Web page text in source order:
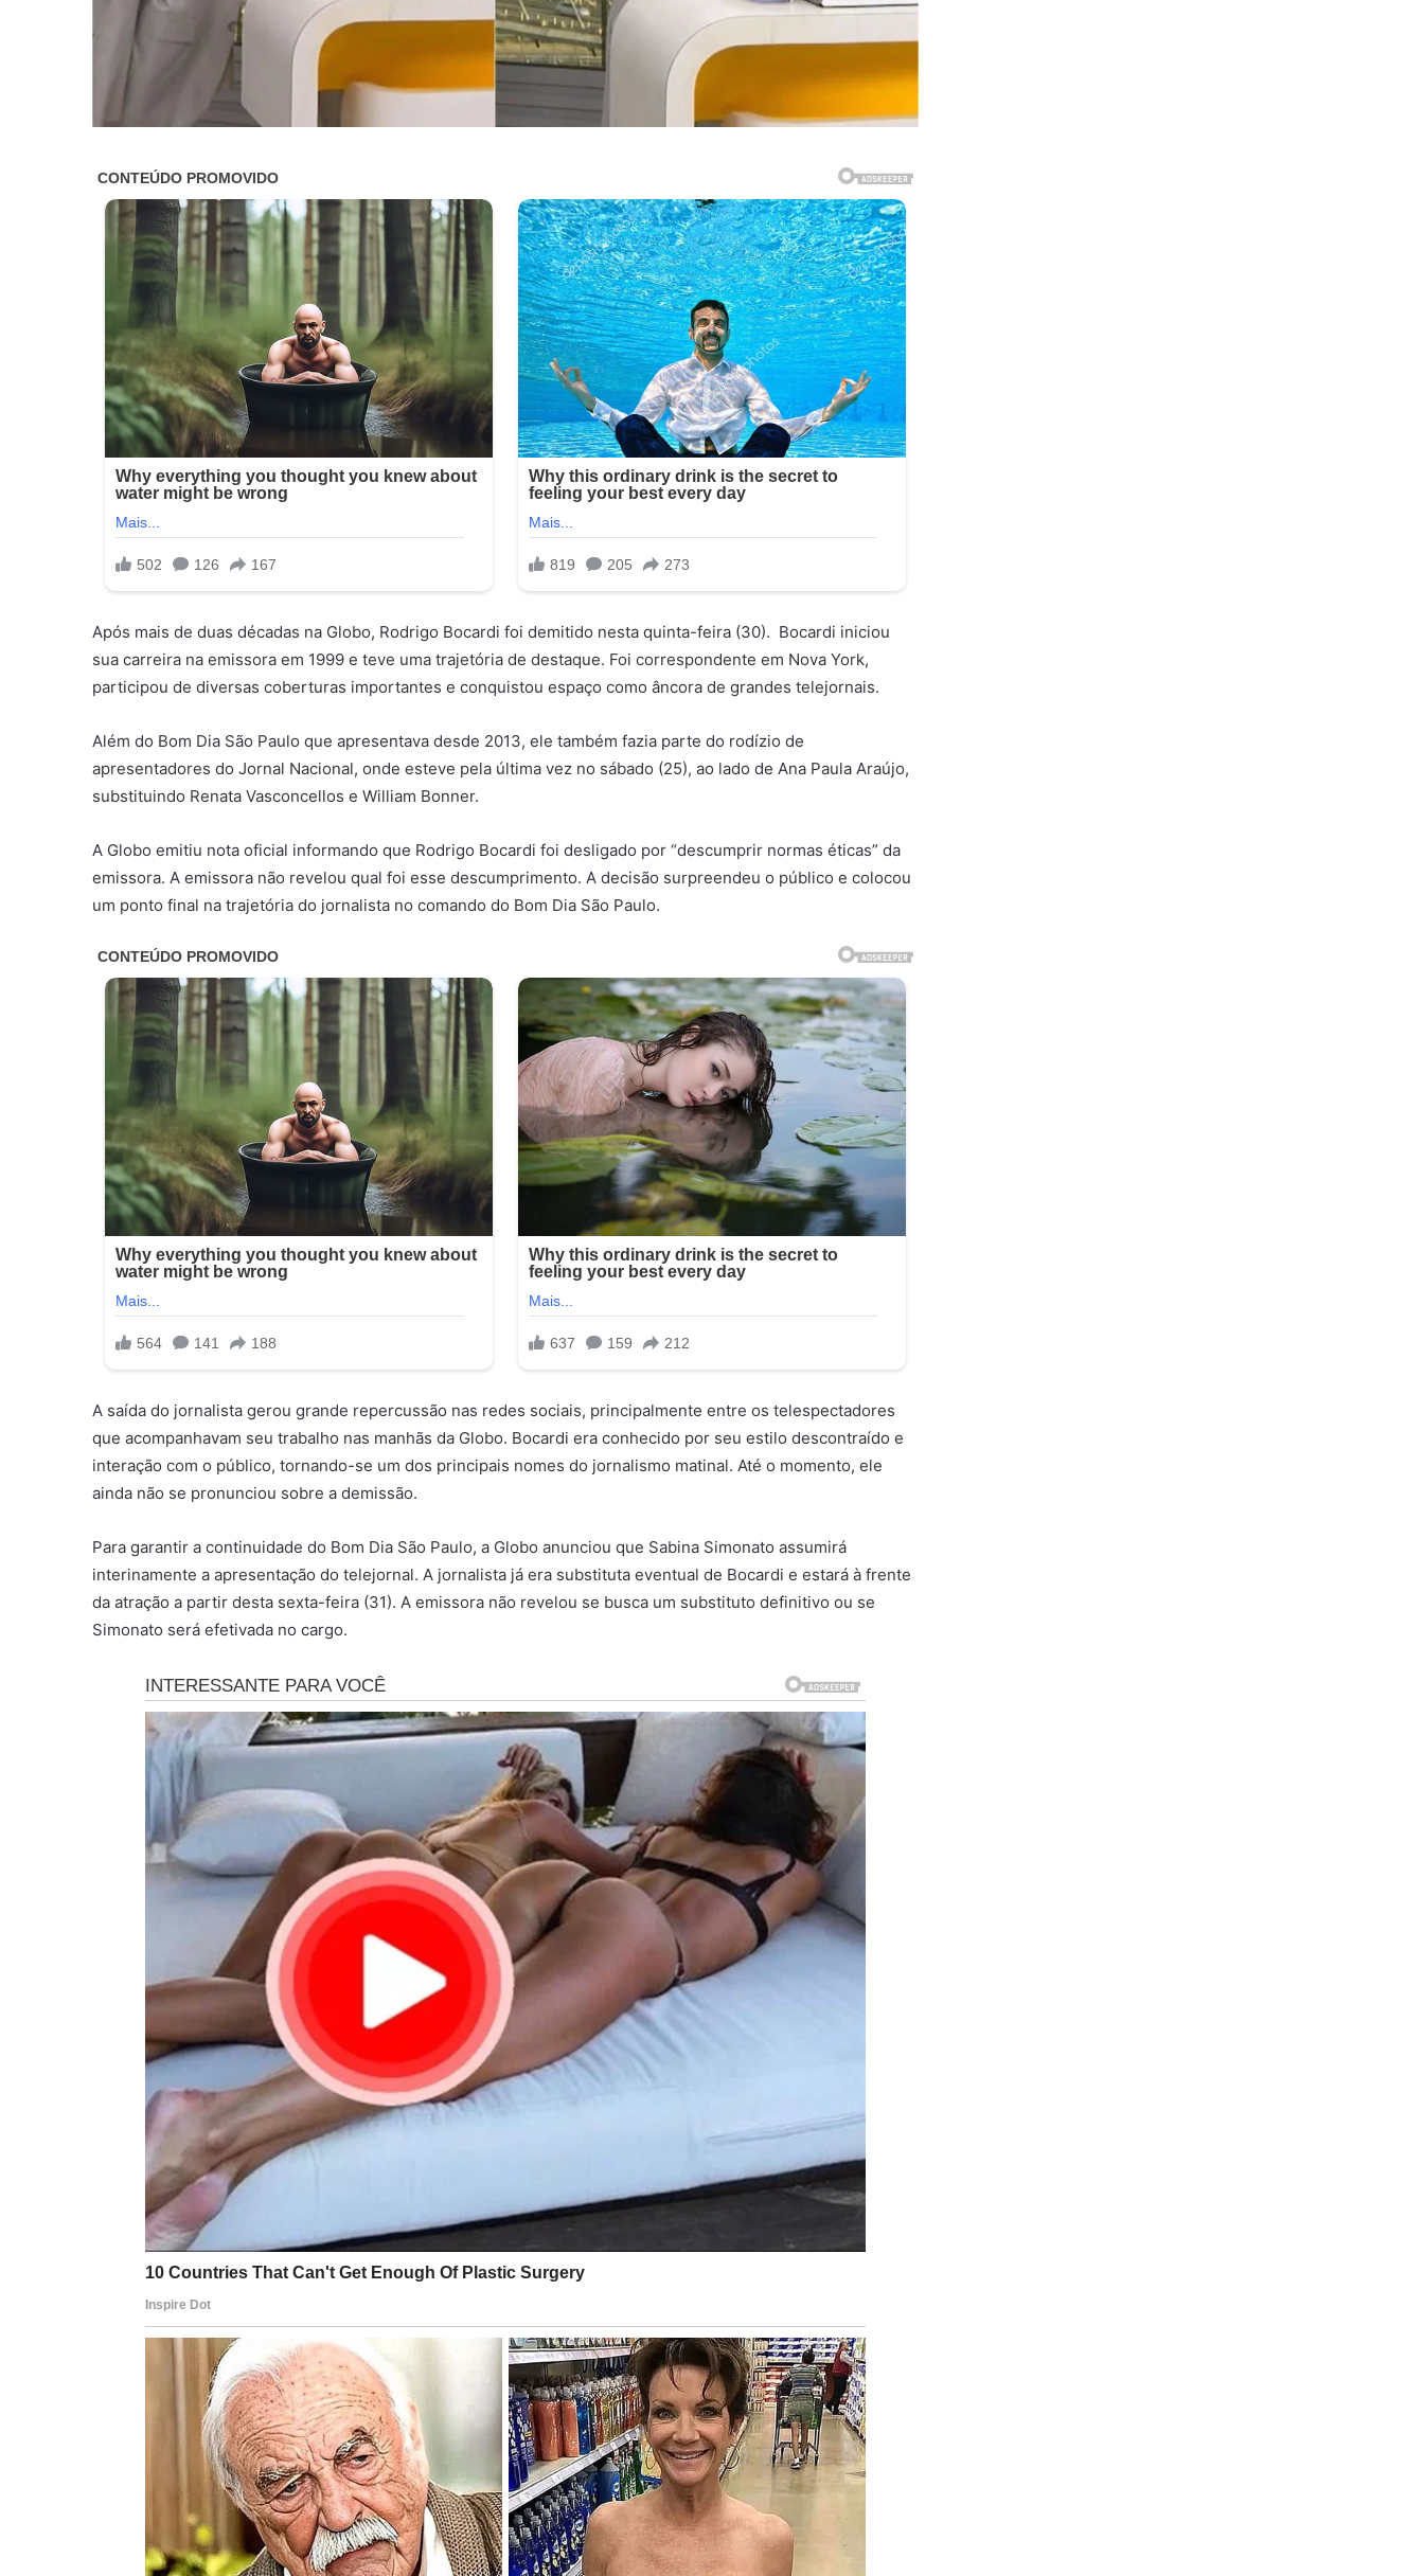
Após mais de duas décadas na Globo, Rodrigo Bocardi foi demitido nesta quinta-feira (30). Bocardi iniciou
sua carreira na emissora em 1999 e teve uma trajetória de destaque. Foi correspondente em Nova York,
participou de diversas coberturas importantes e conquistou espaço como âncora de grandes telejornais.
Além do Bom Dia São Paulo que apresentava desde 2013, ele também fazia parte do rodízio de
apresentadores do Jornal Nacional, onde esteve pela última vez no sábado (25), ao lado de Ana Paula Araújo,
substituindo Renata Vasconcellos e William Bonner.
A Globo emitiu nota oficial informando que Rodrigo Bocardi foi desligado por “descumprir normas éticas” da
emissora. A emissora não revelou qual foi esse descumprimento. A decisão surpreendeu o público e colocou
um ponto final na trajetória do jornalista no comando do Bom Dia São Paulo.
A saída do jornalista gerou grande repercussão nas redes sociais, principalmente entre os telespectadores
que acompanhavam seu trabalho nas manhãs da Globo. Bocardi era conhecido por seu estilo descontraído e
interação com o público, tornando-se um dos principais nomes do jornalismo matinal. Até o momento, ele
ainda não se pronunciou sobre a demissão.
Para garantir a continuidade do Bom Dia São Paulo, a Globo anunciou que Sabina Simonato assumirá
interinamente a apresentação do telejornal. A jornalista já era substituta eventual de Bocardi e estará à frente
da atração a partir desta sexta-feira (31). A emissora não revelou se busca um substituto definitivo ou se
Simonato será efetivada no cargo.